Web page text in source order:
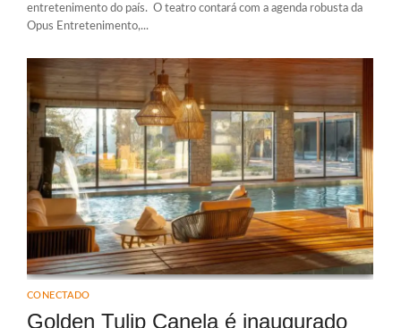
entretenimento do país. O teatro contará com a agenda robusta da
Opus Entretenimento,...
CONECTADO
Golden Tulip Canela é inaugurado